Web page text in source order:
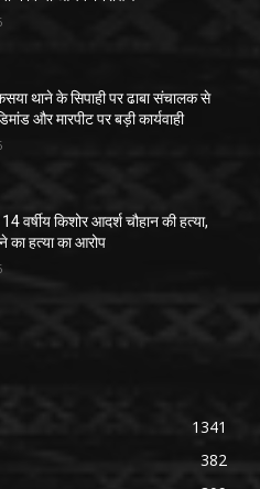
थाने के सिपाही पर ढाबा संचालक से
और मारपीट पर बड़ी कार्यवाही
वर्षीय किशोर आदर्श चौहान की हत्या,
का हत्या का आरोप
1341
382